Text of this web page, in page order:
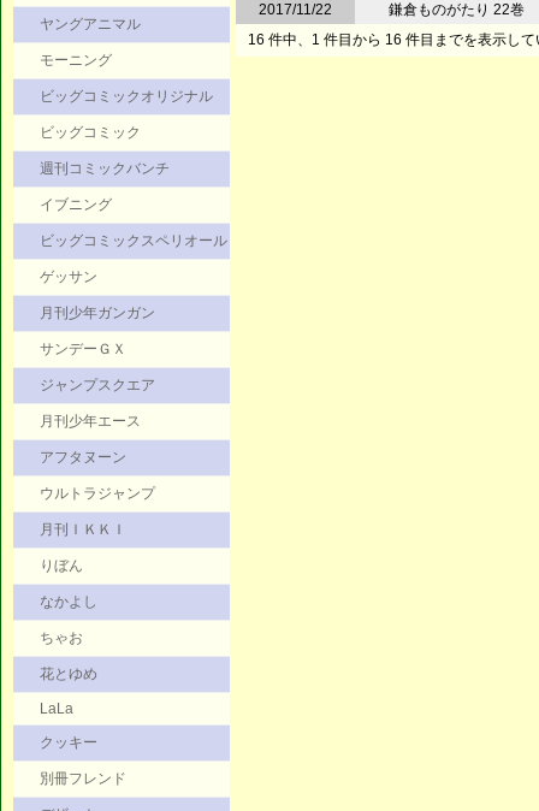
ヤングアニマル
モーニング
ビッグコミックオリジナル
ビッグコミック
週刊コミックバンチ
イブニング
ビッグコミックスペリオール
ゲッサン
月刊少年ガンガン
サンデーＧＸ
ジャンプスクエア
月刊少年エース
アフタヌーン
ウルトラジャンプ
月刊ＩＫＫＩ
りぼん
なかよし
ちゃお
花とゆめ
LaLa
クッキー
別冊フレンド
2017/11/22
鎌倉ものがたり 22巻
16 件中、1 件目から 16 件目までを表示して